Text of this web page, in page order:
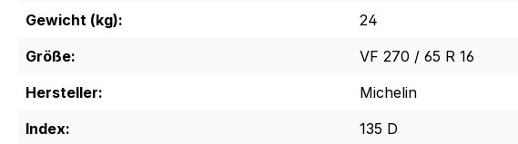
Gewicht (kg):
24
Größe:
VF 270 / 65 R 16
Hersteller:
Michelin
Index:
135 D